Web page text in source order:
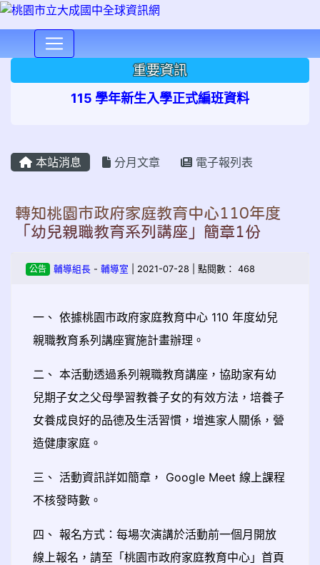
重要資訊
115 學年新生入學正式編班資料
本站消息 分月文章 電子報列表
轉知桃園市政府家庭教育中心110年度
「幼兒親職教育系列講座」簡章1份
公告 輔導組長- 輔導室 | 2021-07-28 | 點閱數： 468
一、 依據桃園市政府家庭教育中心 110 年度幼兒
親職教育系列講座實施計畫辦理。
二、 本活動透過系列親職教育講座，協助家有幼
兒期子女之父母學習教養子女的有效方法，培養子
女養成良好的品德及生活習慣，增進家人關係，營
造健康家庭。
三、 活動資訊詳如簡章， Google Meet 線上課程
不核發時數。
四、 報名方式：每場次演講於活動前一個月開放
線上報名，請至「桃園市政府家庭教育中心」首頁